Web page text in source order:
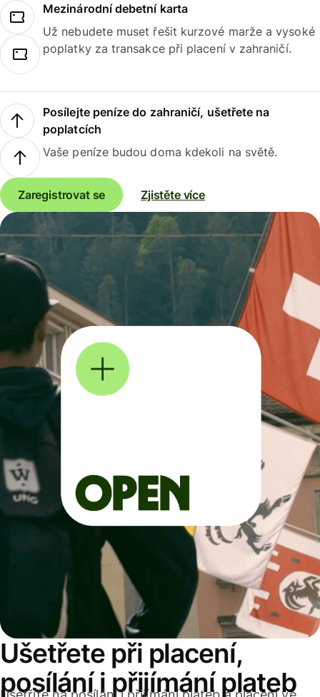
Mezinárodní debetní karta
Už nebudete muset řešit kurzové marže a vysoké
poplatky za transakce při placení v zahraničí.
Posílejte peníze do zahraničí, ušetřete na
poplatcích
Vaše peníze budou doma kdekoli na světě.
Zaregistrovat se Zjistěte více
Ušetřete při placení,
posílání i přijímání plateb